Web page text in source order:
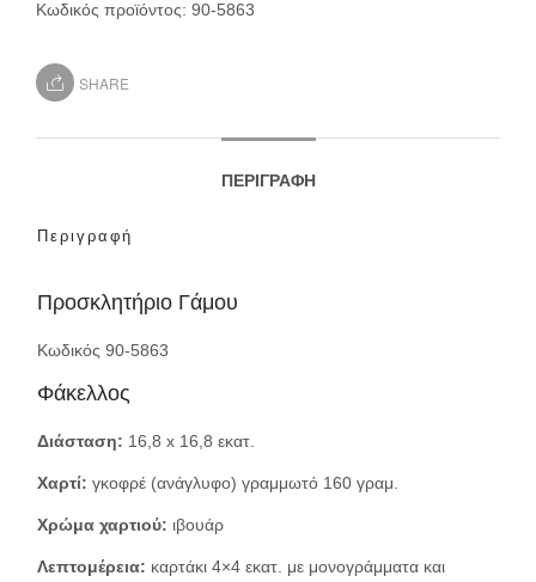
Κωδικός προϊόντος: 90-5863
SHARE
ΠΕΡΙΓΡΑΦΉ
Περιγραφή
Προσκλητήριο Γάμου
Κωδικός 90-5863
Φάκελλος
Διάσταση: 16,8 x 16,8 εκατ.
Χαρτί: γκοφρέ (ανάγλυφο) γραμμωτό 160 γραμ.
Χρώμα χαρτιού: ιβουάρ
Λεπτομέρεια: καρτάκι 4×4 εκατ. με μονογράμματα και